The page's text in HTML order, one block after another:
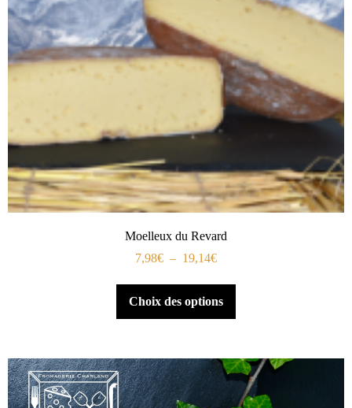
Moelleux du Revard
7,98€ – 19,14€
Choix des options